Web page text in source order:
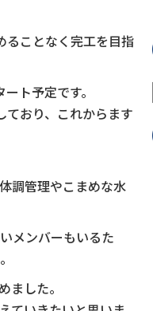
ることなく完工を目指
ト予定です。
ており、これからます
調管理やこまめな水
メンバーもいるた
ました。